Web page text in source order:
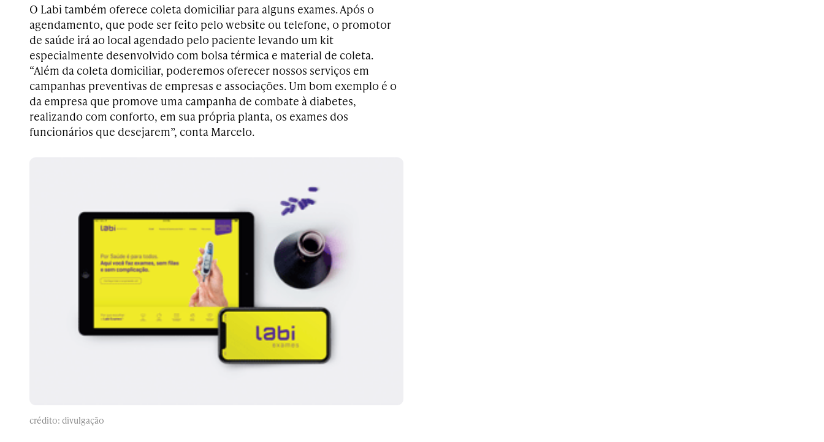
O Labi também oferece coleta domiciliar para alguns exames. Após o
agendamento, que pode ser feito pelo website ou telefone, o promotor
de saúde irá ao local agendado pelo paciente levando um kit
especialmente desenvolvido com bolsa térmica e material de coleta.
“Além da coleta domiciliar, poderemos oferecer nossos serviços em
campanhas preventivas de empresas e associações. Um bom exemplo é o
da empresa que promove uma campanha de combate à diabetes,
realizando com conforto, em sua própria planta, os exames dos
funcionários que desejarem”, conta Marcelo.
crédito: divulgação